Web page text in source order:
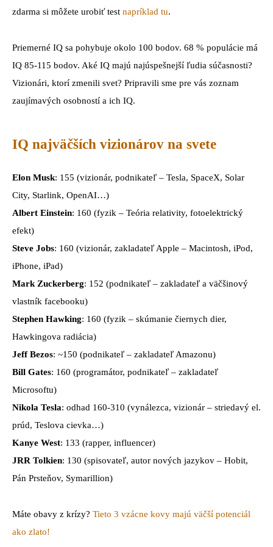
zdarma si môžete urobiť test napríklad tu.
Priemerné IQ sa pohybuje okolo 100 bodov. 68 % populácie má
IQ 85-115 bodov. Aké IQ majú najúspešnejší ľudia súčasnosti?
Vizionári, ktorí zmenili svet? Pripravili sme pre vás zoznam
zaujímavých osobností a ich IQ.
IQ najväčších vizionárov na svete
Elon Musk: 155 (vizionár, podnikateľ – Tesla, SpaceX, Solar
City, Starlink, OpenAI…)
Albert Einstein: 160 (fyzik – Teória relativity, fotoelektrický
efekt)
Steve Jobs: 160 (vizionár, zakladateľ Apple – Macintosh, iPod,
iPhone, iPad)
Mark Zuckerberg: 152 (podnikateľ – zakladateľ a väčšinový
vlastník facebooku)
Stephen Hawking: 160 (fyzik – skúmanie čiernych dier,
Hawkingova radiácia)
Jeff Bezos: ~150 (podnikateľ – zakladateľ Amazonu)
Bill Gates: 160 (programátor, podnikateľ – zakladateľ
Microsoftu)
Nikola Tesla: odhad 160-310 (vynálezca, vizionár – striedavý el.
prúd, Teslova cievka…)
Kanye West: 133 (rapper, influencer)
JRR Tolkien: 130 (spisovateľ, autor nových jazykov – Hobit,
Pán Prsteňov, Symarillion)
Máte obavy z krízy? Tieto 3 vzácne kovy majú väčší potenciál
ako zlato!